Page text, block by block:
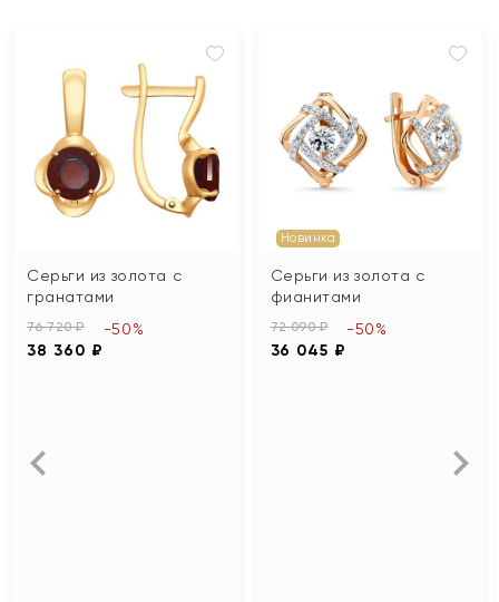
Серьги из золота с
гранатами
76 720 ₽
38 360 ₽
-50%
Новинка
Серьги из золота с
фианитами
72 090 ₽
36 045 ₽
-50%